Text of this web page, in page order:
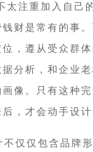
太注重加入自己
财是常有的事
，遵从受众群
分析，和企业
像。只有这种
，才会动手设计
不仅仅包含品牌